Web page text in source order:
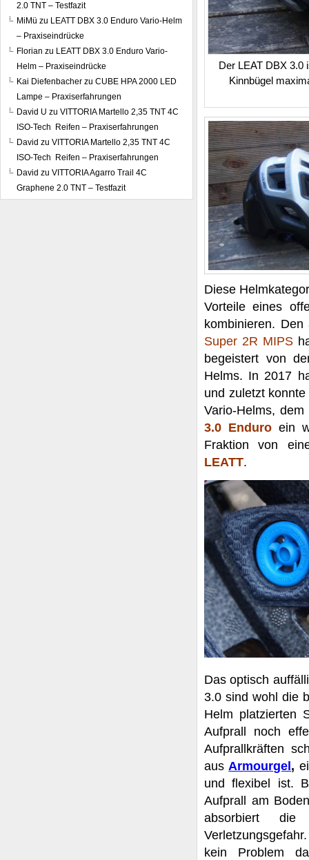
2.0 TNT – Testfazit
MiMü zu LEATT DBX 3.0 Enduro Vario-Helm
– Praxiseindrücke
Florian zu LEATT DBX 3.0 Enduro Vario-
Helm – Praxiseindrücke
Kai Diefenbacher zu CUBE HPA 2000 LED
Lampe – Praxiserfahrungen
David U zu VITTORIA Martello 2,35 TNT 4C
ISO-Tech Reifen – Praxiserfahrungen
David zu VITTORIA Martello 2,35 TNT 4C
ISO-Tech Reifen – Praxiserfahrungen
David zu VITTORIA Agarro Trail 4C
Graphene 2.0 TNT – Testfazit
Der LEAT DBX 3.0
Kinnbügel
Diese
Vorteile eines
kombinieren.
Super 2R MIPS
begeistert von
Helms. In 2017
und zuletzt
Vario-Helms, dem
3.0 Enduro ein
Fraktion von
LEATT.
Das optisch
3.0 sind wohl die
Helm platzierten
Aufprall noch
Aufprallkräften
ausArmourgel ,
und flexibel ist.
Aufprall am
absorbiert
kein Problem